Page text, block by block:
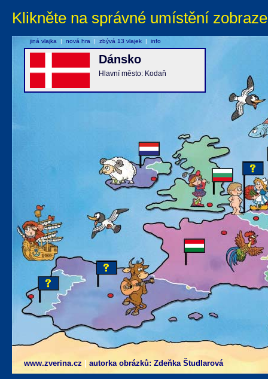
Klikněte na správné umístění
www.zverina.cz autorka obrázků: Zdeňka Študlarová
Dánsko
Hlavní město: Kodaň
jiná vlajka | nová hra | zbývá 13 vlajek | info